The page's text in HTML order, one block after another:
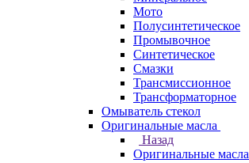
Мото
Полусинтетическое
Промывочное
Синтетическое
Смазки
Трансмиссионное
Трансформаторное
Омыватель стекол
Оригинальные масла
Назад
Оригинальные масла